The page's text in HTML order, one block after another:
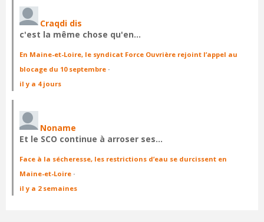
Craqdi dis
c'est la même chose qu'en…
En Maine-et-Loire, le syndicat Force Ouvrière rejoint l’appel au
blocage du 10 septembre ·
il y a 4 jours
Noname
Et le SCO continue à arroser ses…
Face à la sécheresse, les restrictions d’eau se durcissent en
Maine-et-Loire ·
il y a 2 semaines